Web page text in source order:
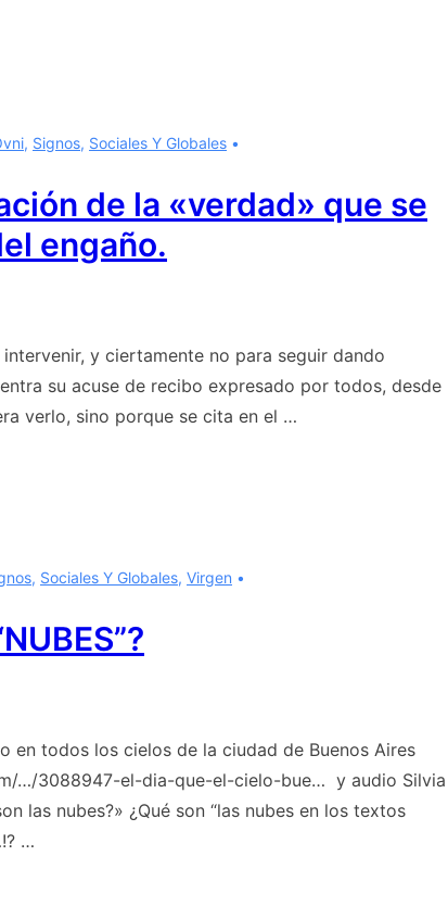
, Signos, Sociales Y Globales
de la «verdad» que se
engaño.
y ciertamente no para seguir dando
su acuse de recibo expresado por todos, desde
verlo, sino porque se cita en el …
, Sociales Y Globales, Virgen
en todos los cielos de la ciudad de Buenos Aires
…/3088947-el-dia-que-el-cielo-bue… y audio Silvia
las nubes?» ¿Qué son “las nubes en los textos
…